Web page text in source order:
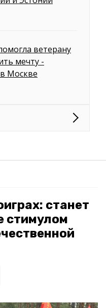
ветерану
мечту -
Москве
станет
стимулом